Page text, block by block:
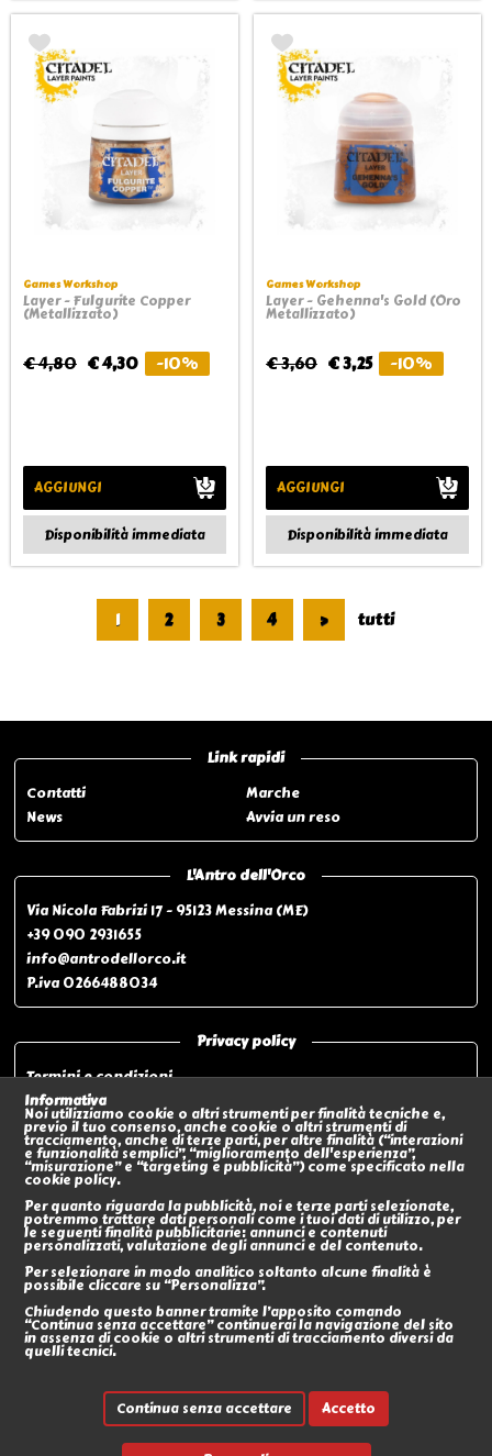
Games Workshop
Layer - Fulgurite Copper
(Metallizzato)
€ 4,80 € 4,30 -10%
AGGIUNGI
Disponibilità immediata
Games Workshop
Layer - Gehenna's Gold (Oro
Metallizzato)
€ 3,60 € 3,25 -10%
AGGIUNGI
Disponibilità immediata
1 2 3 4 > tutti
Link rapidi
Contatti
Marche
News
Avvia un reso
L'Antro dell'Orco
Via Nicola Fabrizi 17 - 95123 Messina (ME)
+39 090 2931655
info@antrodellorco.it
P.iva 0266488034
Privacy policy
Termini e condizioni
Privacy policy
Modalità di pagamento
Modalità di spedizione o Ritiro In negozio
Policy sui Resi
Eventi
Social
Informativa
Noi utilizziamo cookie o altri strumenti per finalità tecniche e,
previo il tuo consenso, anche cookie o altri strumenti di
tracciamento, anche di terze parti, per altre finalità (“interazioni
e funzionalità semplici”, “miglioramento dell'esperienza”,
“misurazione” e “targeting e pubblicità”) come specificato nella
cookie policy.
Per quanto riguarda la pubblicità, noi e terze parti selezionate,
potremmo trattare dati personali come i tuoi dati di utilizzo, per
le seguenti finalità pubblicitarie: annunci e contenuti
personalizzati, valutazione degli annunci e del contenuto.
Per selezionare in modo analitico soltanto alcune finalità è
possibile cliccare su “Personalizza”.
Chiudendo questo banner tramite l’apposito comando
“Continua senza accettare” continuerai la navigazione del sito
in assenza di cookie o altri strumenti di tracciamento diversi da
quelli tecnici.
Continua senza accettare Accetto